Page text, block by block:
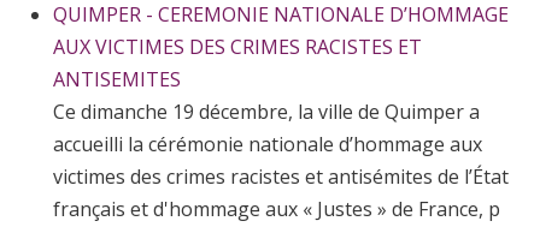
QUIMPER - CEREMONIE NATIONALE D’HOMMAGE
AUX VICTIMES DES CRIMES RACISTES ET
ANTISEMITES
Ce dimanche 19 décembre, la ville de Quimper a
accueilli la cérémonie nationale d’hommage aux
victimes des crimes racistes et antisémites de l’État
français et d'hommage aux « Justes » de France, p